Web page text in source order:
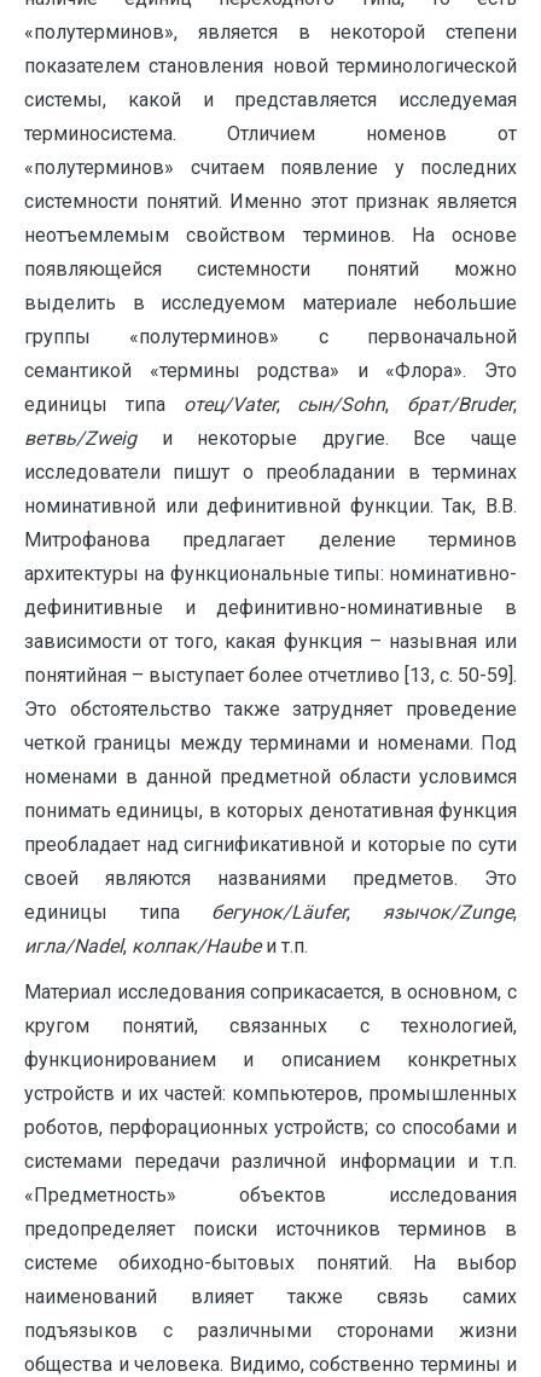
«полутерминов», является в некоторой степени
показателем становления новой терминологической
системы, какой и представляется исследуемая
терминосистема. Отличием номенов от
«полутерминов» считаем появление у последних
системности понятий. Именно этот признак является
неотъемлемым свойством терминов. На основе
появляющейся системности понятий можно
выделить в исследуемом материале небольшие
группы «полутерминов» с первоначальной
семантикой «термины родства» и «Флора». Это
единицы типа отец/Vater, сын/Sohn, брат/Bruder,
ветвь/Zweigи некоторые другие. Все чаще
исследователи пишут о преобладании в терминах
номинативной или дефинитивной функции. Так, В.В.
Митрофанова предлагает деление терминов
архитектуры на функциональные типы: номинативно-
дефинитивные и дефинитивно-номинативные в
зависимости от того, какая функция – назывная или
понятийная – выступает более отчетливо [13, с. 50-59].
Это обстоятельство также затрудняет проведение
четкой границы между терминами и номенами. Под
номенами в данной предметной области условимся
понимать единицы, в которых денотативная функция
преобладает над сигнификативной и которые по сути
своей являются названиями предметов. Это
единицы типа бегунок/Läufer,язычок/Zunge,
игла/Nadel, колпак/Haubeи т.п.
Материал исследования соприкасается, в основном, с
кругом понятий, связанных с технологией,
функционированием и описанием конкретных
устройств и их частей: компьютеров, промышленных
роботов, перфорационных устройств; со способами и
системами передачи различной информации и т.п.
«Предметность» объектов исследования
предопределяет поиски источников терминов в
системе обиходно-бытовых понятий. На выбор
наименований влияет также связь самих
подъязыков с различными сторонами жизни
общества и человека. Видимо, собственно термины и